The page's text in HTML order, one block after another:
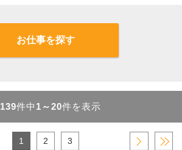
お仕事を探す
139件中 1～20件を表示
1 2 3 › »